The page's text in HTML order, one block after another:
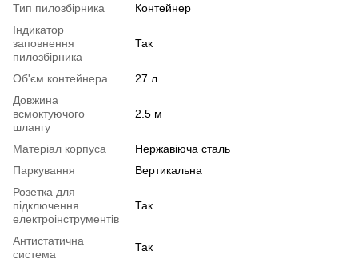
Тип пилозбірника
Контейнер
Індикатор
заповнення
пилозбірника
Так
Об'єм контейнера
27 л
Довжина
всмоктуючого
шлангу
2.5 м
Матеріал корпуса
Нержавіюча сталь
Паркування
Вертикальна
Розетка для
підключення
електроінструментів
Так
Антистатична
система
Так